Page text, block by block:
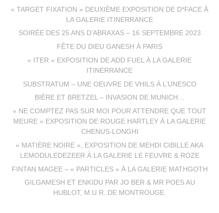
« TARGET FIXATION » DEUXIÈME EXPOSITION DE D*FACE À
LA GALERIE ITINERRANCE
SOIRÉE DES 25 ANS D’ABRAXAS – 16 SEPTEMBRE 2023
FÊTE DU DIEU GANESH À PARIS
« ITER » EXPOSITION DE ADD FUEL À LA GALERIE
ITINERRANCE
SUBSTRATUM – UNE OEUVRE DE VHILS À L’UNESCO
BIÈRE ET BRETZEL – INVASION DE MUNICH…
« NE COMPTEZ PAS SUR MOI POUR ATTENDRE QUE TOUT
MEURE » EXPOSITION DE ROUGE HARTLEY À LA GALERIE
CHENUS-LONGHI
« MATIÈRE NOIRE », EXPOSITION DE MEHDI CIBILLE AKA
LEMODULEDEZEER À LA GALERIE LE FEUVRE & ROZE
FINTAN MAGEE – « PARTICLES » À LA GALERIE MATHGOTH
GILGAMESH ET ENKIDU PAR JO BER & MR POES AU
HUBLOT, M.U.R. DE MONTROUGE.